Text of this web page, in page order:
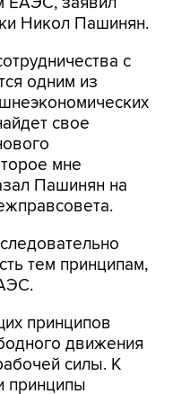
Никол Пашинян.
с
одним из
свое
мне
Пашинян на
тем принципам,
принципов
движения
силы. К
принципы